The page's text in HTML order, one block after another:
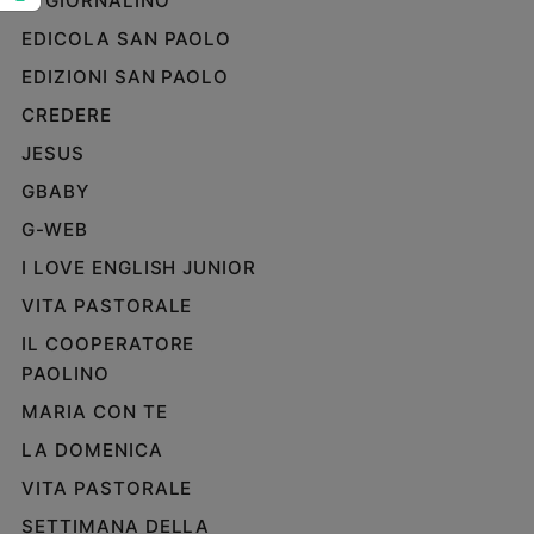
giovani
Adolescenza
Bioetica
Foto
Video
Podcast
Privacy
EDICOLA SAN PAOLO
EDIZIONI SAN PAOLO
CREDERE
JESUS
GBABY
G-WEB
I LOVE ENGLISH JUNIOR
VITA PASTORALE
IL COOPERATORE
PAOLINO
MARIA CON TE
LA DOMENICA
VITA PASTORALE
SETTIMANA DELLA